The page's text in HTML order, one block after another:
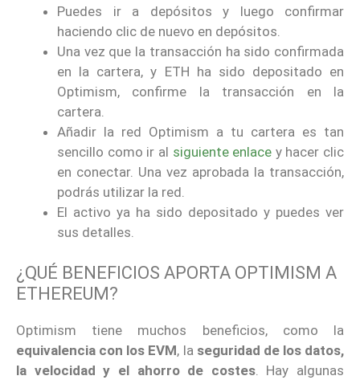
Puedes ir a depósitos y luego confirmar
haciendo clic de nuevo en depósitos.
Una vez que la transacción ha sido confirmada
en la cartera, y ETH ha sido depositado en
Optimism, confirme la transacción en la
cartera.
Añadir la red Optimism a tu cartera es tan
sencillo como ir al siguiente enlace y hacer clic
en conectar. Una vez aprobada la transacción,
podrás utilizar la red.
El activo ya ha sido depositado y puedes ver
sus detalles.
¿QUÉ BENEFICIOS APORTA OPTIMISM A
ETHEREUM?
Optimism tiene muchos beneficios, como la
equivalencia con los EVM, la seguridad de los datos,
la velocidad y el ahorro de costes. Hay algunas